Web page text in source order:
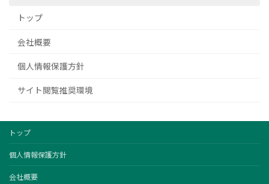
トップ
会社概要
個人情報保護方針
サイト閲覧推奨環境
トップ
個人情報保護方針
会社概要